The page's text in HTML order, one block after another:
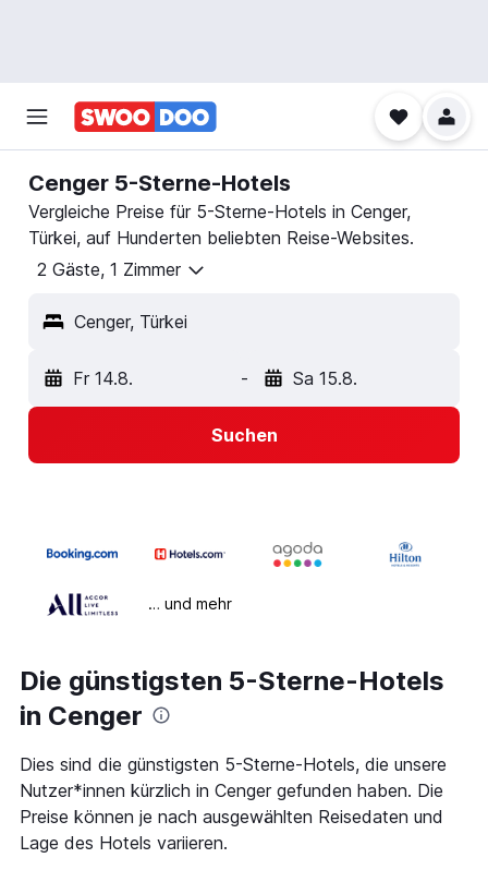
Cenger 5-Sterne-Hotels
Vergleiche Preise für 5-Sterne-Hotels in Cenger,
Türkei, auf Hunderten beliebten Reise-Websites.
2 Gäste, 1 Zimmer
Cenger, Türkei
Fr 14.8. - Sa 15.8.
Suchen
… und mehr
Die günstigsten 5-Sterne-Hotels
in Cenger
Dies sind die günstigsten 5-Sterne-Hotels, die unsere
Nutzer*innen kürzlich in Cenger gefunden haben. Die
Preise können je nach ausgewählten Reisedaten und
Lage des Hotels variieren.